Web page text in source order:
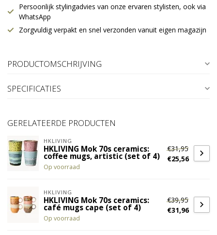
Persoonlijk stylingadvies van onze ervaren stylisten, ook via
WhatsApp
Zorgvuldig verpakt en snel verzonden vanuit eigen magazijn
PRODUCTOMSCHRIJVING
SPECIFICATIES
GERELATEERDE PRODUCTEN
HKLIVING
HKLIVING Mok 70s ceramics:
coffee mugs, artistic (set of 4)
Op voorraad
€31,95
€25,56
HKLIVING
HKLIVING Mok 70s ceramics:
café mugs cape (set of 4)
Op voorraad
€39,95
€31,96